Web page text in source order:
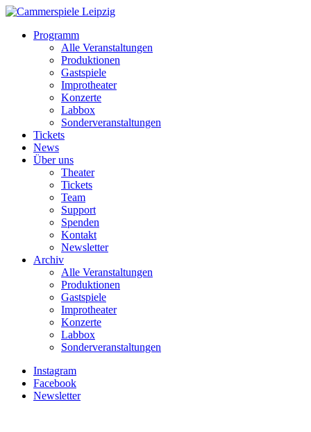
Programm
Alle Veranstaltungen
Produktionen
Gastspiele
Improtheater
Konzerte
Labbox
Sonderveranstaltungen
Tickets
News
Über uns
Theater
Tickets
Team
Support
Spenden
Kontakt
Newsletter
Archiv
Alle Veranstaltungen
Produktionen
Gastspiele
Improtheater
Konzerte
Labbox
Sonderveranstaltungen
Instagram
Facebook
Newsletter